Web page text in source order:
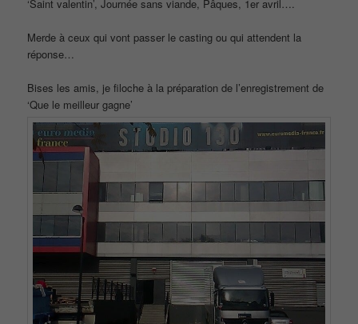
‘Saint valentin’, Journée sans viande, Pâques, 1er avril….
Merde à ceux qui vont passer le casting ou qui attendent la
réponse…
Bises les amis, je filoche à la préparation de l’enregistrement de
‘Que le meilleur gagne’